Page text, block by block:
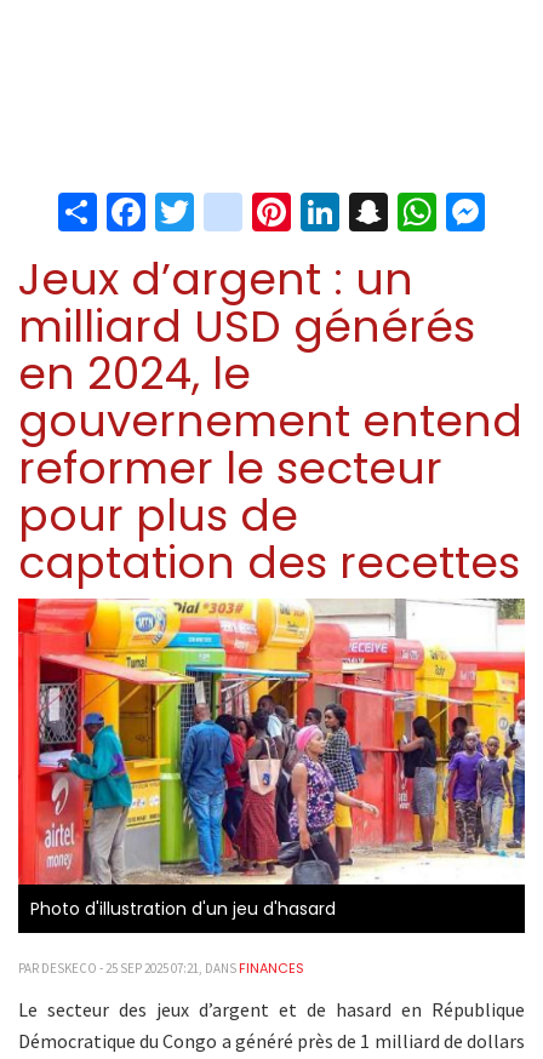
ShareFacebook
Twitter
instagram
Pinterest
LinkedIn
Snapchat
Jeux d’argent : un
milliard USD générés
en 2024, le
gouvernement entend
reformer le secteur
pour plus de
captation des recettes
Photo d'illustration d'un jeu d'hasard
PAR DESKECO - 25 SEP 2025 07:21, DANS FINANCES
Le secteur des jeux d’argent et de hasard en République
Démocratique du Congo a généré près de 1 milliard de dollars